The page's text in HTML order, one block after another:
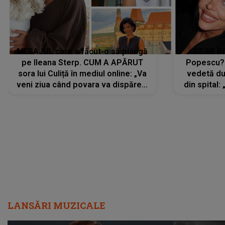
MESAJUL care a făcut-o să plângă
pe Ileana Sterp. CUM A APĂRUT
sora lui Culiță în mediul online: „Va
veni ziua când povara va dispărea,
vedetă
din spital:
LANSĂRI MUZICALE